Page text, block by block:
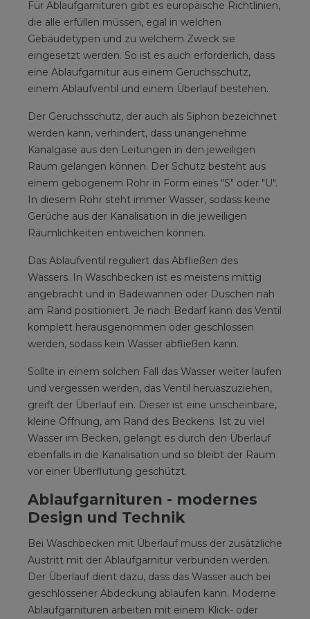
Für Ablaufgarnituren gibt es europäische Richtlinien,
die alle erfüllen müssen, egal in welchen
Gebäudetypen und zu welchem Zweck sie
eingesetzt werden. So ist es auch erforderlich, dass
eine Ablaufgarnitur aus einem Geruchsschutz,
einem Ablaufventil und einem Überlauf bestehen.
Der Geruchsschutz, der auch als Siphon bezeichnet
werden kann, verhindert, dass unangenehme
Kanalgase aus den Leitungen in den jeweiligen
Raum gelangen können. Der Schutz besteht aus
einem gebogenem Rohr in Form eines "S" oder "U".
In diesem Rohr steht immer Wasser, sodass keine
Gerüche aus der Kanalisation in die jeweiligen
Räumlichkeiten entweichen können.
Das Ablaufventil reguliert das Abfließen des
Wassers. In Waschbecken ist es meistens mittig
angebracht und in Badewannen oder Duschen nah
am Rand positioniert. Je nach Bedarf kann das Ventil
komplett herausgenommen oder geschlossen
werden, sodass kein Wasser abfließen kann.
Sollte in einem solchen Fall das Wasser weiter laufen
und vergessen werden, das Ventil heruaszuziehen,
greift der Überlauf ein. Dieser ist eine unscheinbare,
kleine Öffnung, am Rand des Beckens. Ist zu viel
Wasser im Becken, gelangt es durch den Überlauf
ebenfalls in die Kanalisation und so bleibt der Raum
vor einer Überflutung geschützt.
Ablaufgarnituren - modernes
Design und Technik
Bei Waschbecken mit Überlauf muss der zusätzliche
Austritt mit der Ablaufgarnitur verbunden werden.
Der Überlauf dient dazu, dass das Wasser auch bei
geschlossener Abdeckung ablaufen kann. Moderne
Ablaufgarnituren arbeiten mit einem Klick- oder